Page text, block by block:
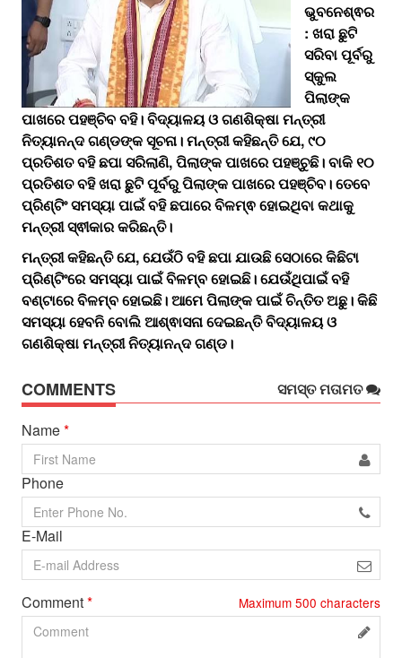
ଭୁବନେଶ୍ଵର
: ଖରା ଛୁଟି
ସରିବା ପୂର୍ବରୁ
ସ୍କୁଲ
ପିଲାଙ୍କ
ପାଖରେ ପହଞ୍ଚିବ ବହି। ବିଦ୍ୟାଳୟ ଓ ଗଣଶିକ୍ଷା ମନ୍ତ୍ରୀ
ନିତ୍ୟାନନ୍ଦ ଗଣ୍ଡଙ୍କ ସୂଚନା। ମନ୍ତ୍ରୀ କହିଛନ୍ତି ଯେ, ୯୦
ପ୍ରତିଶତ ବହି ଛପା ସରିଲାଣି, ପିଲାଙ୍କ ପାଖରେ ପହଞ୍ଚୁଛି। ବାକି ୧୦
ପ୍ରତିଶତ ବହି ଖରା ଛୁଟି ପୂର୍ବରୁ ପିଲାଙ୍କ ପାଖରେ ପହଞ୍ଚିବ। ତେବେ
ପ୍ରିଣ୍ଟିଂ ସମସ୍ୟା ପାଇଁ ବହି ଛପାରେ ବିଳମ୍ଵ ହୋଇଥିବା କଥାକୁ
ମନ୍ତ୍ରୀ ସ୍ଵୀକାର କରିଛନ୍ତି।
ମନ୍ତ୍ରୀ କହିଛନ୍ତି ଯେ, ଯେଉଁଠି ବହି ଛପା ଯାଉଛି ସେଠାରେ କିଛିଟା
ପ୍ରିଣ୍ଟିଂରେ ସମସ୍ୟା ପାଇଁ ବିଳମ୍ବ ହୋଇଛି। ଯେଉଁଥିପାଇଁ ବହି
ବଣ୍ଟାରେ ବିଳମ୍ବ ହୋଇଛି। ଆମେ ପିଲାଙ୍କ ପାଇଁ ଚିନ୍ତିତ ଅଛୁ। କିଛି
ସମସ୍ୟା ହେବନି ବୋଲି ଆଶ୍ଵାସନା ଦେଇଛନ୍ତି ବିଦ୍ୟାଳୟ ଓ
ଗଣଶିକ୍ଷା ମନ୍ତ୍ରୀ ନିତ୍ୟାନନ୍ଦ ଗଣ୍ଡ।
COMMENTS
ସମସ୍ତ ମତାମତ
Name*
Phone
E-Mail
Comment* Maximum 500 characters